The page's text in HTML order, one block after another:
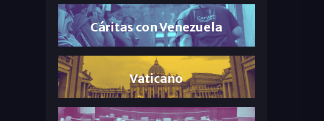
Cáritas con Venezuela
Vaticano